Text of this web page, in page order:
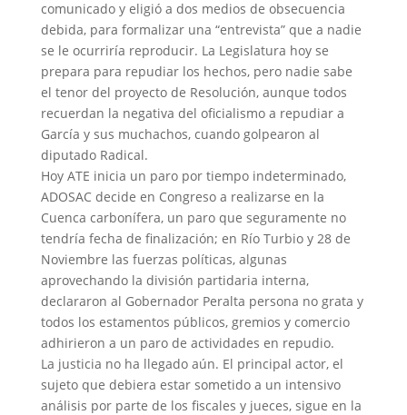
comunicado y eligió a dos medios de obsecuencia
debida, para formalizar una “entrevista” que a nadie
se le ocurriría reproducir. La Legislatura hoy se
prepara para repudiar los hechos, pero nadie sabe
el tenor del proyecto de Resolución, aunque todos
recuerdan la negativa del oficialismo a repudiar a
García y sus muchachos, cuando golpearon al
diputado Radical.
Hoy ATE inicia un paro por tiempo indeterminado,
ADOSAC decide en Congreso a realizarse en la
Cuenca carbonífera, un paro que seguramente no
tendría fecha de finalización; en Río Turbio y 28 de
Noviembre las fuerzas políticas, algunas
aprovechando la división partidaria interna,
declararon al Gobernador Peralta persona no grata y
todos los estamentos públicos, gremios y comercio
adhirieron a un paro de actividades en repudio.
La justicia no ha llegado aún. El principal actor, el
sujeto que debiera estar sometido a un intensivo
análisis por parte de los fiscales y jueces, sigue en la